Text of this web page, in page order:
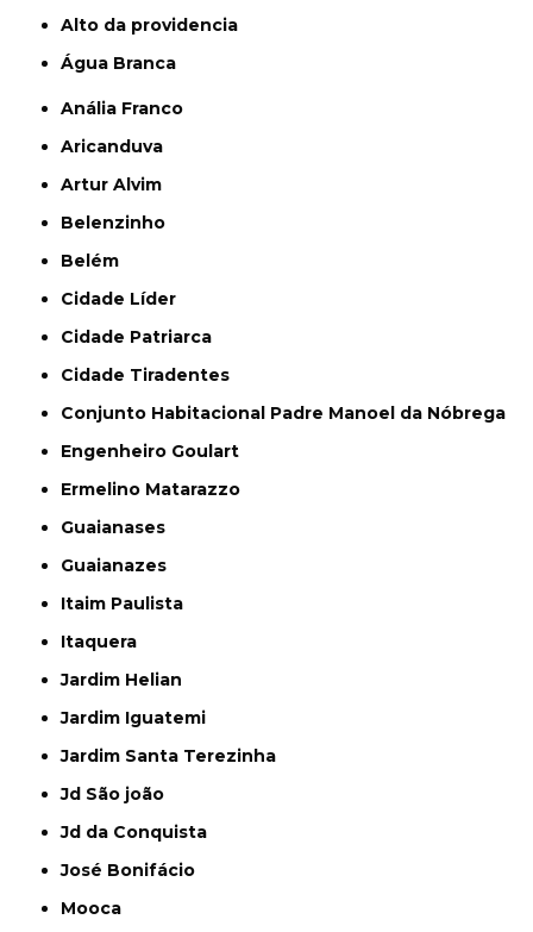
alto da providencia
Água Branca
Anália Franco
Aricanduva
Artur Alvim
Belenzinho
Belém
Cidade Líder
Cidade Patriarca
Cidade Tiradentes
Conjunto Habitacional Padre Manoel da Nóbrega
Engenheiro Goulart
Ermelino Matarazzo
Guaianases
Guaianazes
Itaim Paulista
Itaquera
Jardim Helian
Jardim Iguatemi
Jardim Santa Terezinha
Jd São joão
Jd da Conquista
José Bonifácio
Mooca